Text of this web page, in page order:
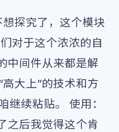
探究了，这个模块
对于这个浓浓的自
中间件从来都是解
大上”的技术和方
继续粘贴。 使用：
之后我觉得这个肯